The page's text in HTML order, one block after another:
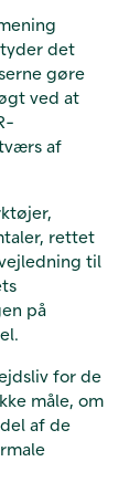
det
gøre
ved at
af
rettet
til
på
for de
måle, om
af de